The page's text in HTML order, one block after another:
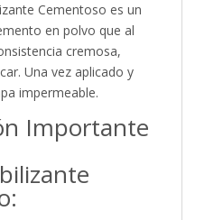
Cementoso es un
en polvo que al
cremosa,
Una vez aplicado y
impermeable.
Importante